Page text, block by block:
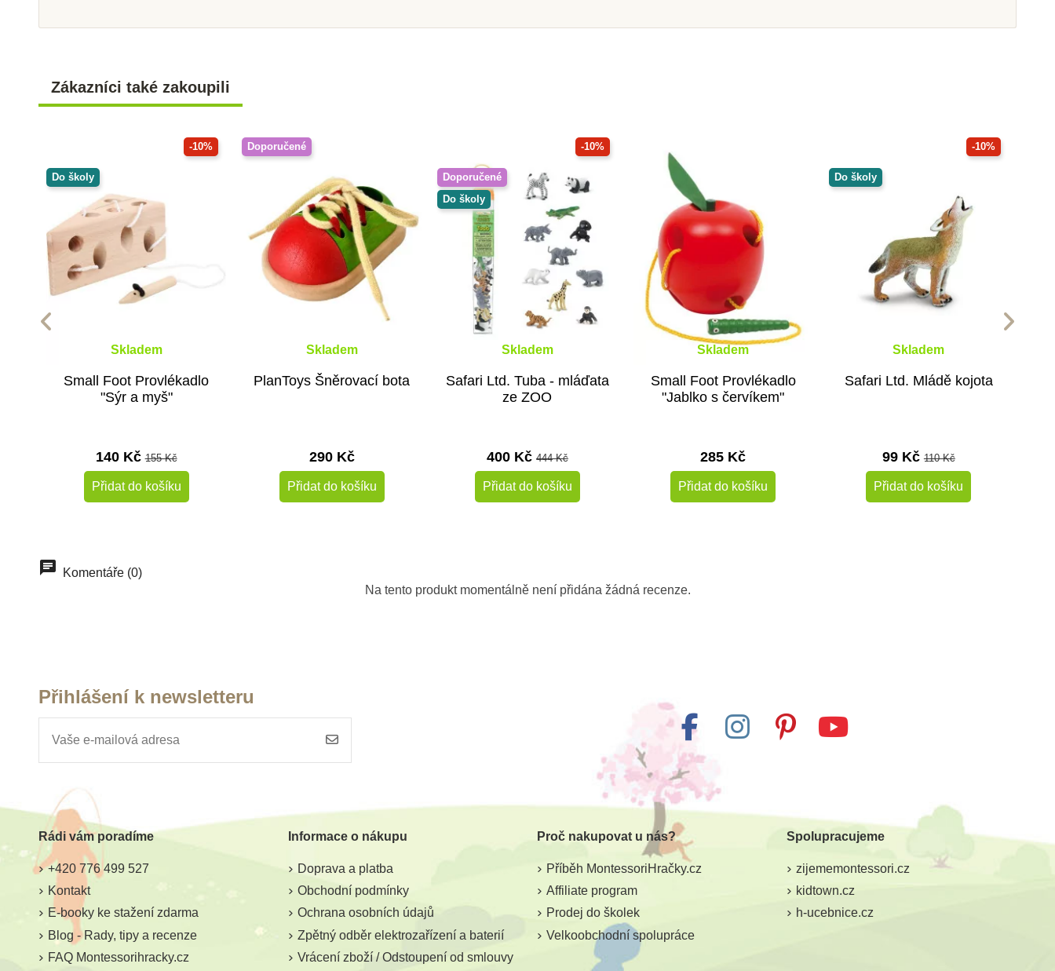
Zákazníci také zakoupili
-10%
Do školy
Skladem
Small Foot Provlékadlo
"Sýr a myš"
140 Kč155 Kč
Přidat do košíku
Doporučené
Skladem
PlanToys Šněrovací bota
290 Kč
Přidat do košíku
-10%
Doporučené
Do školy
Skladem
Safari Ltd. Tuba - mláďata
ze ZOO
400 Kč 444 Kč
Přidat do košíku
Skladem
Small Foot Provlékadlo
"Jablko s červíkem"
285 Kč
Přidat do košíku
-10%
Do školy
Skladem
Safari Ltd. Mládě kojota
99 Kč110 Kč
Přidat do košíku
Výprodej
Skladem
velikosti 100 ks- základní
Přidat do košíku
Skladem
Přidat do košíku
Small Foot Zatloukačka
Komentáře (0)
Na tento produkt momentálně není přidána žádná recenze.
Přihlášení k newsletteru
Rádi vám poradíme
+420 776 499 527
Kontakt
E-booky ke stažení zdarma
Blog - Rady, tipy a recenze
FAQ Montessorihracky.cz
Informace o nákupu
Doprava a platba
Obchodní podmínky
Ochrana osobních údajů
Zpětný odběr elektrozařízení a baterií
Vrácení zboží / Odstoupení od smlouvy
Proč nakupovat u nás?
Příběh MontessoriHračky.cz
Affiliate program
Prodej do školek
Velkoobchodní spolupráce
Spolupracujeme
zijememontessori.cz
kidtown.cz
h-ucebnice.cz